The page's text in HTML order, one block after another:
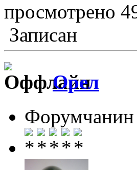
просмотрено
Записан
Орел
Форумчанин